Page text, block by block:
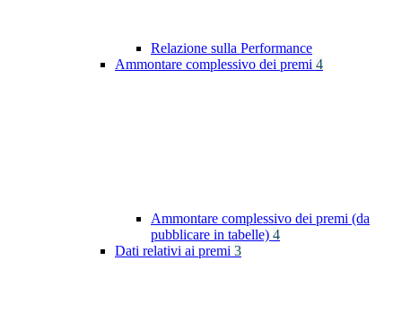
Relazione sulla Performance
Ammontare complessivo dei premi 4
Ammontare complessivo dei premi (da
pubblicare in tabelle) 4
Dati relativi ai premi 3